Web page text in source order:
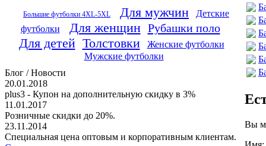
Большие футболки 4XL-5XL Для мужчин
Детские
футболки
Для женщин Рубашки поло
Для детей Толстовки
Женские футболки
Мужские футболки
Блог / Новости
20.01.2018
plus3 - Купон на дополнительную скидку в 3%
11.01.2017
Розничные скидки до 20%.
23.11.2014
Специальная цена оптовым и корпоративным клиентам.
Вы